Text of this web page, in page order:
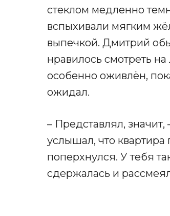
стеклом медленно
вспыхивали мягким
выпечкой. Дмитрий
нравилось смотреть
особенно оживлён,
ожидал.
– Представлял,
услышал, что
поперхнулся. У тебя
сдержалась и